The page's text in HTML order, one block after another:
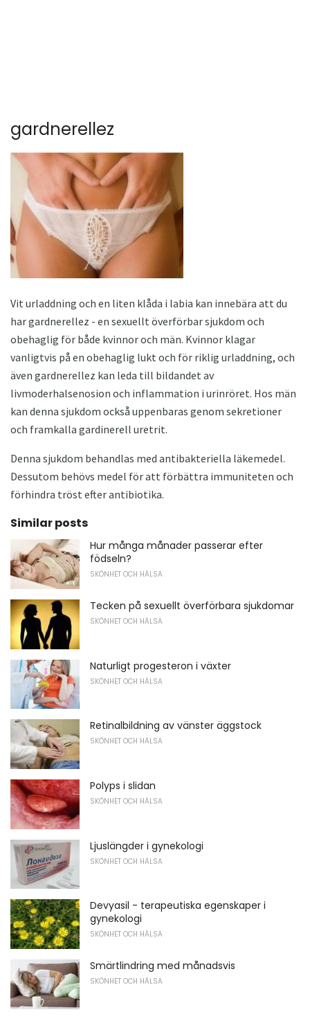
gardnerellez
Vit urladdning och en liten klåda i labia kan innebära att du
har gardnerellez - en sexuellt överförbar sjukdom och
obehaglig för både kvinnor och män. Kvinnor klagar
vanligtvis på en obehaglig lukt och för riklig urladdning, och
även gardnerellez kan leda till bildandet av
livmoderhalsenosion och inflammation i urinröret. Hos män
kan denna sjukdom också uppenbaras genom sekretioner
och framkalla gardinerell uretrit.
Denna sjukdom behandlas med antibakteriella läkemedel.
Dessutom behövs medel för att förbättra immuniteten och
förhindra tröst efter antibiotika.
Similar posts
Hur många månader passerar efter
födseln?
SKÖNHET OCH HÄLSA
Tecken på sexuellt överförbara sjukdomar
SKÖNHET OCH HÄLSA
Naturligt progesteron i växter
SKÖNHET OCH HÄLSA
Retinalbildning av vänster äggstock
SKÖNHET OCH HÄLSA
Polyps i slidan
SKÖNHET OCH HÄLSA
Ljuslängder i gynekologi
SKÖNHET OCH HÄLSA
Devyasil - terapeutiska egenskaper i
gynekologi
SKÖNHET OCH HÄLSA
Smärtlindring med månadsvis
SKÖNHET OCH HÄLSA